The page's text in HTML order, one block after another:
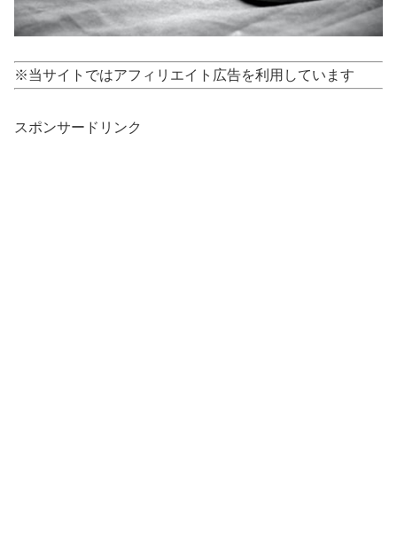
※当サイトではアフィリエイト広告を利用しています
スポンサードリンク